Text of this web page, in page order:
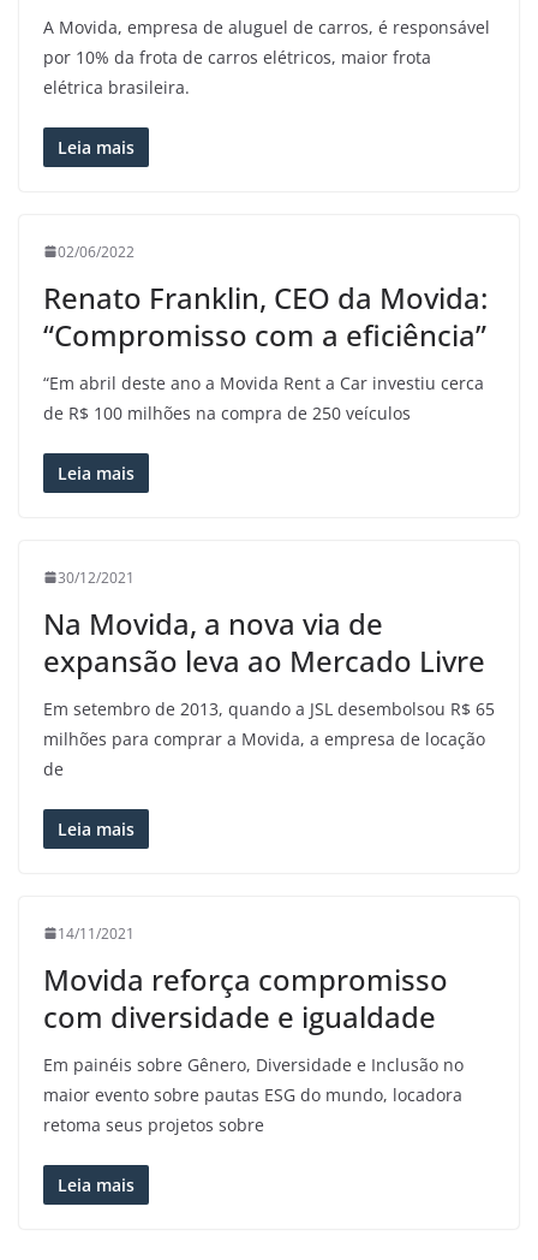
A Movida, empresa de aluguel de carros, é responsável
por 10% da frota de carros elétricos, maior frota
elétrica brasileira.
Leia mais
02/06/2022
Renato Franklin, CEO da Movida:
“Compromisso com a eficiência”
“Em abril deste ano a Movida Rent a Car investiu cerca
de R$ 100 milhões na compra de 250 veículos
Leia mais
30/12/2021
Na Movida, a nova via de
expansão leva ao Mercado Livre
Em setembro de 2013, quando a JSL desembolsou R$ 65
milhões para comprar a Movida, a empresa de locação
de
Leia mais
14/11/2021
Movida reforça compromisso
com diversidade e igualdade
Em painéis sobre Gênero, Diversidade e Inclusão no
maior evento sobre pautas ESG do mundo, locadora
retoma seus projetos sobre
Leia mais